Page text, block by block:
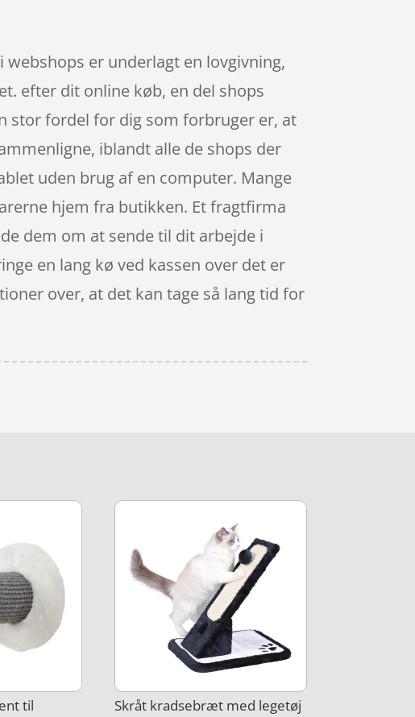
er underlagt en lovgivning,
efter dit online køb, en del shops
stor fordel for dig som forbruger er, at
iblandt alle de shops der
uden brug af en computer. Mange
hjem fra butikken. Et fragtfirma
dem om at sende til dit arbejde i
en lang kø ved kassen over det er
over, at det kan tage så lang tid for
til Skråt kradsebræt med legetøj